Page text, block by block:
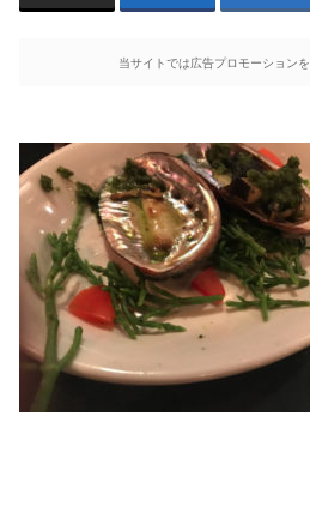
当サイトでは広告プロモーション